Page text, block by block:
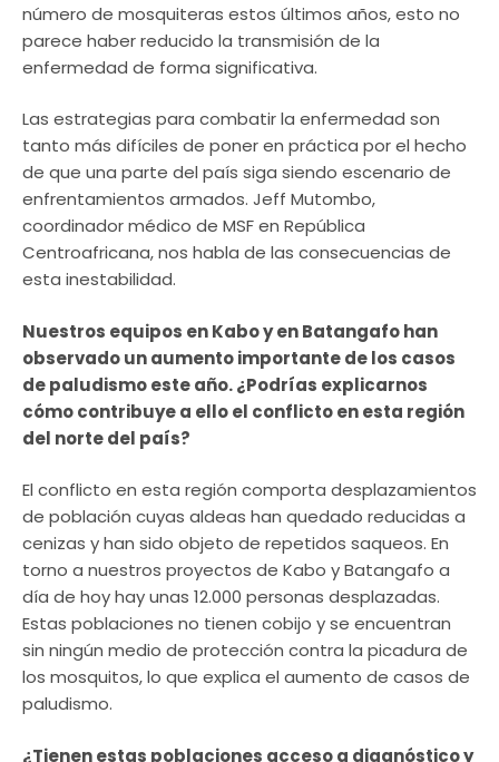
número de mosquiteras estos últimos años, esto no
parece haber reducido la transmisión de la
enfermedad de forma significativa.
Las estrategias para combatir la enfermedad son
tanto más difíciles de poner en práctica por el hecho
de que una parte del país siga siendo escenario de
enfrentamientos armados. Jeff Mutombo,
coordinador médico de MSF en República
Centroafricana, nos habla de las consecuencias de
esta inestabilidad.
Nuestros equipos en Kabo y en Batangafo han
observado un aumento importante de los casos
de paludismo este año. ¿Podrías explicarnos
cómo contribuye a ello el conflicto en esta región
del norte del país?
El conflicto en esta región comporta desplazamientos
de población cuyas aldeas han quedado reducidas a
cenizas y han sido objeto de repetidos saqueos. En
torno a nuestros proyectos de Kabo y Batangafo a
día de hoy hay unas 12.000 personas desplazadas.
Estas poblaciones no tienen cobijo y se encuentran
sin ningún medio de protección contra la picadura de
los mosquitos, lo que explica el aumento de casos de
paludismo.
¿Tienen estas poblaciones acceso a diagnóstico y